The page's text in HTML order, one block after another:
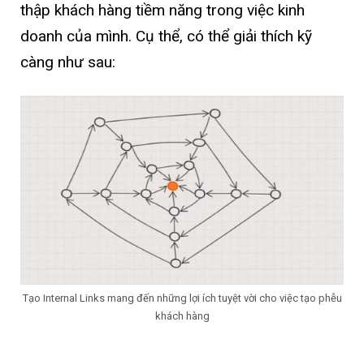
thập khách hàng tiềm năng trong việc kinh
doanh của mình. Cụ thể, có thể giải thích kỹ
càng như sau:
Tạo Internal Links mang đến những lợi ích tuyệt vời cho việc tạo phễu
khách hàng